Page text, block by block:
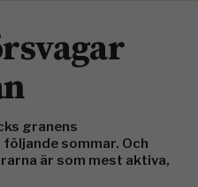
granens
sommar. Och
är som mest aktiva,